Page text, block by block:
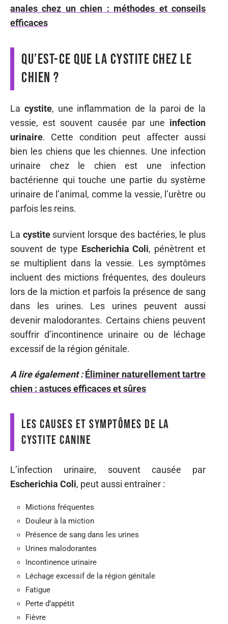
anales chez un chien : méthodes et conseils
efficaces
Qu’est-ce que la cystite chez le
chien ?
La cystite, une inflammation de la paroi de la
vessie, est souvent causée par une infection
urinaire. Cette condition peut affecter aussi
bien les chiens que les chiennes. Une infection
urinaire chez le chien est une infection
bactérienne qui touche une partie du système
urinaire de l’animal, comme la vessie, l’urètre ou
parfois les reins.
La cystitesurvient lorsque des bactéries, le plus
souvent de type Escherichia Coli, pénètrent et
se multiplient dans la vessie. Les symptômes
incluent des mictions fréquentes, des douleurs
lors de la miction et parfois la présence de sang
dans les urines. Les urines peuvent aussi
devenir malodorantes. Certains chiens peuvent
souffrir d’incontinence urinaire ou de léchage
excessif de la région génitale.
A lire également : Éliminer naturellement tartre
chien : astuces efficaces et sûres
Les causes et symptômes de la
cystite canine
L’infection urinaire, souvent causée par
Escherichia Coli, peut aussi entraîner :
Mictions fréquentes
Douleur à la miction
Présence de sang dans les urines
Urines malodorantes
Incontinence urinaire
Léchage excessif de la région génitale
Fatigue
Perte d’appétit
Fièvre